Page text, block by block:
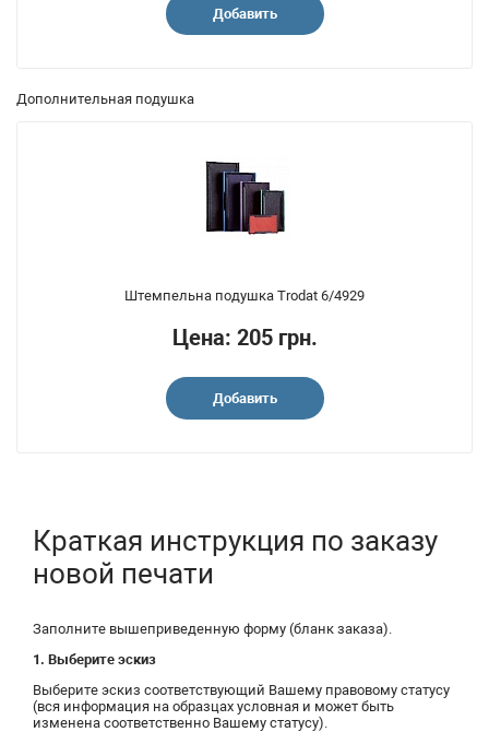
Добавить
Дополнительная подушка
Штемпельна подушка Trodat 6/4929
Цена: 205 грн.
Добавить
Краткая инструкция по заказу
новой печати
Заполните вышеприведенную форму (бланк заказа).
1. Выберите эскиз
Выберите эскиз соответствующий Вашему правовому статусу
(вся информация на образцах условная и может быть
изменена соответственно Вашему статусу).